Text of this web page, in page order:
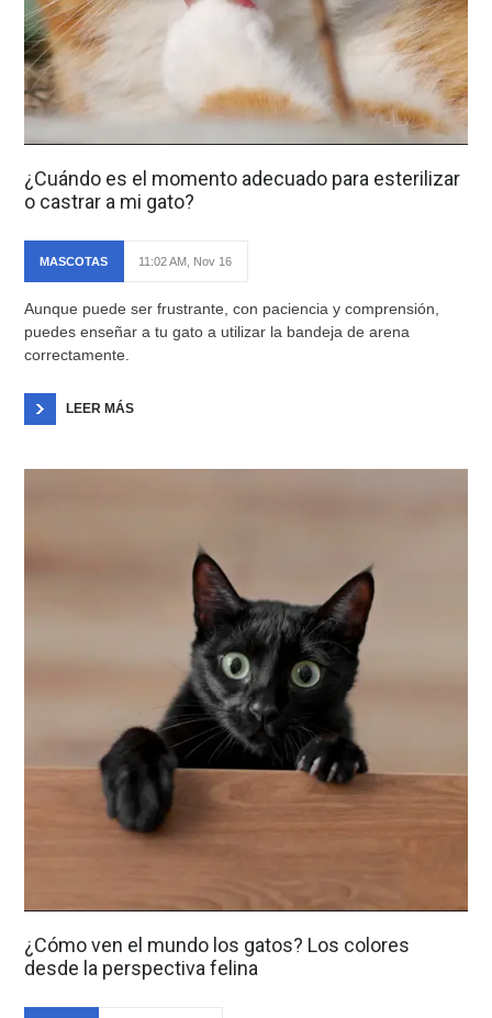
¿Cuándo es el momento adecuado para esterilizar
o castrar a mi gato?
MASCOTAS 11:02 AM, Nov 16
Aunque puede ser frustrante, con paciencia y comprensión,
puedes enseñar a tu gato a utilizar la bandeja de arena
correctamente.
LEER MÁS
¿Cómo ven el mundo los gatos? Los colores
desde la perspectiva felina